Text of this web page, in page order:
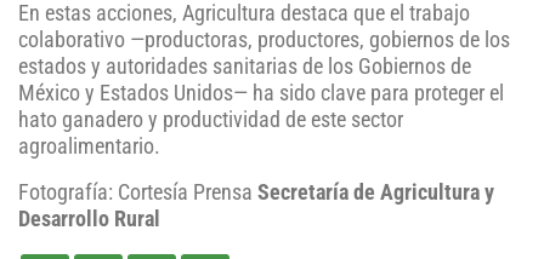
En estas acciones, Agricultura destaca que el trabajo
colaborativo —productoras, productores, gobiernos de los
estados y autoridades sanitarias de los Gobiernos de
México y Estados Unidos— ha sido clave para proteger el
hato ganadero y productividad de este sector
agroalimentario.
Fotografía: Cortesía Prensa Secretaría de Agricultura y
Desarrollo Rural